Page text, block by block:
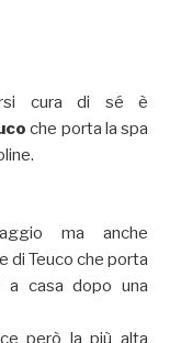
cura di sé è
che porta la spa
ma anche
di Teuco che porta
a casa dopo una
però la più alta